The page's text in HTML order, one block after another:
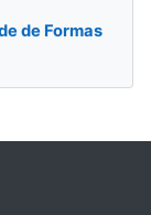
de Formas